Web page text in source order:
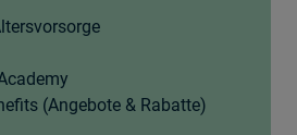
(Angebote & Rabatte)